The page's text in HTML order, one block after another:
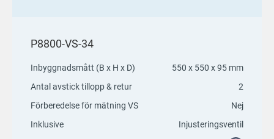
P8800-VS-34
Inbyggnadsmått (B x H x D)
550 x 550 x 95 mm
Antal avstick tillopp & retur
2
Förberedelse för mätning VS
Nej
Inklusive
Injusteringsventil